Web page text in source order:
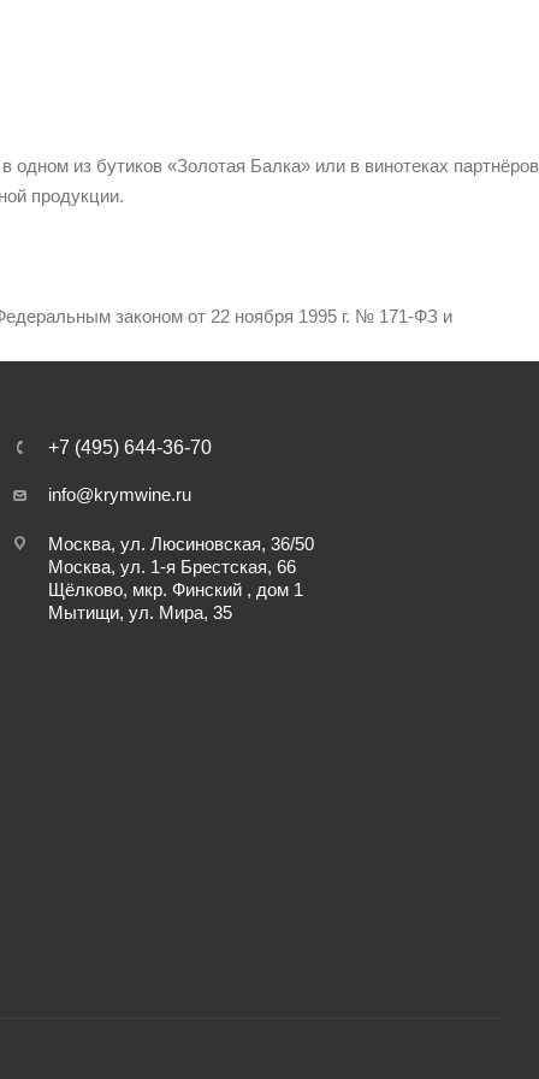
одном из бутиков «Золотая Балка» или в винотеках партнёров
продукции.
законом от 22 ноября 1995 г. № 171-ФЗ и
+7 (495) 644-36-70
info@krymwine.ru
Москва, ул. Люсиновская, 36/50
Москва, ул. 1-я Брестская, 66
Щёлково, мкр. Финский , дом 1
Мытищи, ул. Мира, 35